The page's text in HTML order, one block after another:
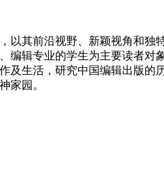
以其前沿视野、新颖视角和
辑专业的学生为主要读者
生活，研究中国编辑出版
家园。